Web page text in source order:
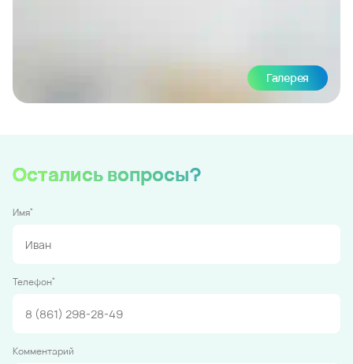
Галерея
Остались вопросы?
Имя*
Телефон*
Комментарий